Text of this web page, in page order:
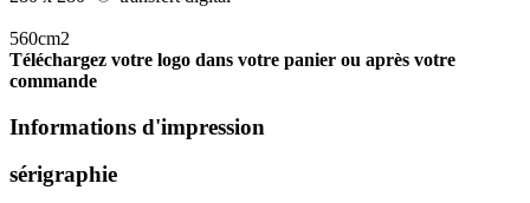
560cm2
Téléchargez votre logo dans votre panier ou après votre
commande
Informations d'impression
sérigraphie